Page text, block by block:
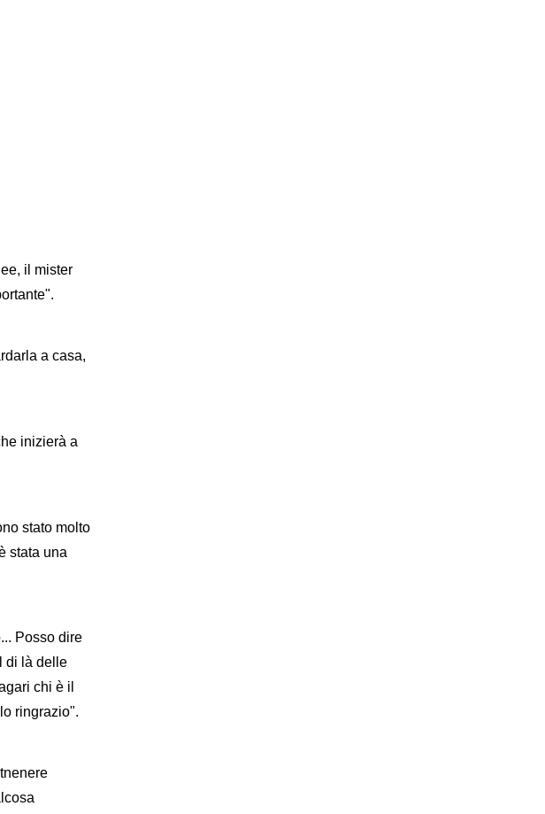
il mister
a casa,
inizierà a
stato molto
stata una
Posso dire
di là delle
chi è il
ringrazio".